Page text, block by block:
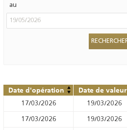
au
Date d'opération Date de valeur
17/03/2026 19/03/2026
17/03/2026 19/03/2026